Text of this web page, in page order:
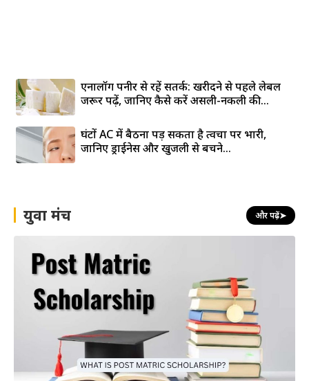
एनालॉग पनीर से रहें सतर्क: खरीदने से पहले लेबल
जरूर पढ़ें, जानिए कैसे करें असली-नकली की...
घंटों AC में बैठना पड़ सकता है त्वचा पर भारी,
जानिए ड्राईनेस और खुजली से बचने...
युवा मंच और पढ़ें➤